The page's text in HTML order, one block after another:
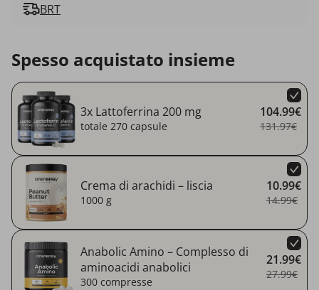
BRT
Spesso acquistato insieme
3x Lattoferrina 200 mg
totale 270 capsule
104.99€
131.97€
Crema di arachidi – liscia
1000 g
10.99€
14.99€
Anabolic Amino – Complesso di
aminoacidi anabolici
300 compresse
21.99€
27.99€